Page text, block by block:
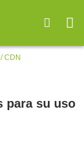
CDN
para su uso